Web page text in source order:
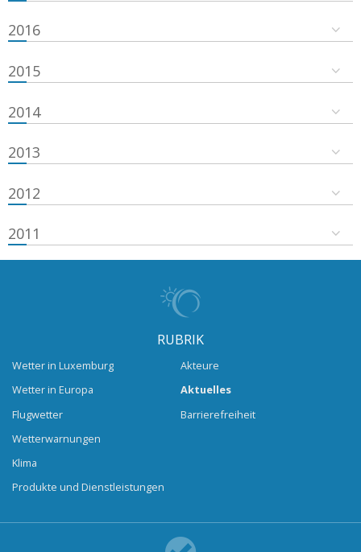
2016
2015
2014
2013
2012
2011
RUBRIK
Wetter in Luxemburg
Wetter in Europa
Flugwetter
Wetterwarnungen
Klima
Produkte und Dienstleistungen
Akteure
Aktuelles
Barrierefreiheit